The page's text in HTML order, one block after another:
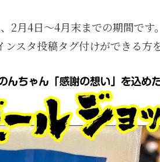
月4日～4月末までの期間です。
スタ投稿タグ付けができる方を